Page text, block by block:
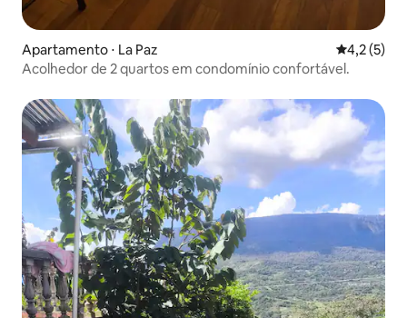
Apartamento ⋅ La Paz 4,2 de
4,2 (5)
Acolhedor de 2 quartos em condomínio confortável.